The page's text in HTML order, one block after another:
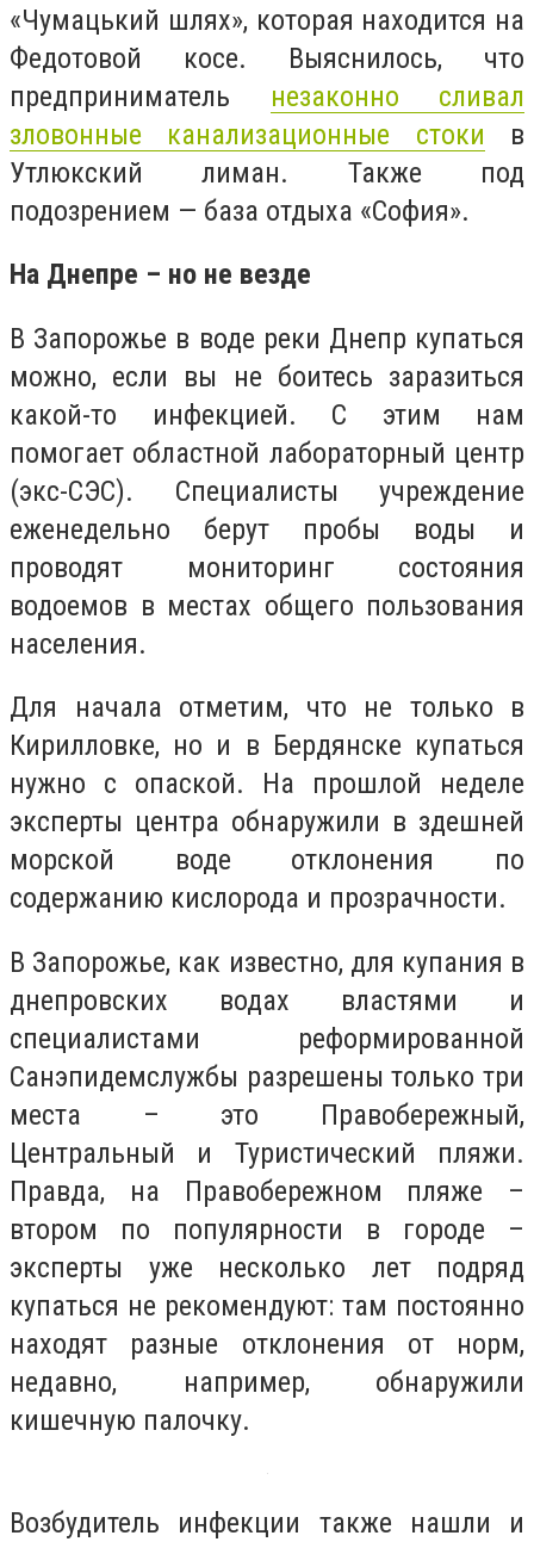
«Чумацький шлях», которая находится на
Федотовой косе. Выяснилось, что
предприниматель незаконно сливал
зловонные канализационные стоки в
Утлюкский лиман. Также под
подозрением — база отдыха «София».
На Днепре – но не везде
В Запорожье в воде реки Днепр купаться
можно, если вы не боитесь заразиться
какой-то инфекцией. С этим нам
помогает областной лабораторный центр
(экс-СЭС). Специалисты учреждение
еженедельно берут пробы воды и
проводят мониторинг состояния
водоемов в местах общего пользования
населения.
Для начала отметим, что не только в
Кирилловке, но и в Бердянске купаться
нужно с опаской. На прошлой неделе
эксперты центра обнаружили в здешней
морской воде отклонения по
содержанию кислорода и прозрачности.
В Запорожье, как известно, для купания в
днепровских водах властями и
специалистами реформированной
Санэпидемслужбы разрешены только три
места – это Правобережный,
Центральный и Туристический пляжи.
Правда, на Правобережном пляже –
втором по популярности в городе –
эксперты уже несколько лет подряд
купаться не рекомендуют: там постоянно
находят разные отклонения от норм,
недавно, например, обнаружили
кишечную палочку.
Возбудитель инфекции также нашли и